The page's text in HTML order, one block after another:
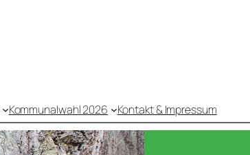
Kommunalwahl 2026 Kontakt & Impressum